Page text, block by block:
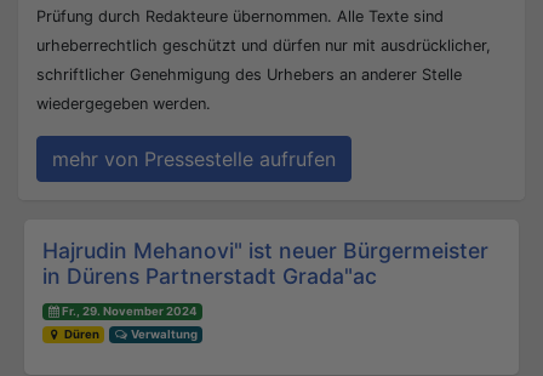
Prüfung durch Redakteure übernommen. Alle Texte sind
urheberrechtlich geschützt und dürfen nur mit ausdrücklicher,
schriftlicher Genehmigung des Urhebers an anderer Stelle
wiedergegeben werden.
mehr von Pressestelle aufrufen
Beitrags-Navigation
Hajrudin Mehanovi" ist neuer Bürgermeister
in Dürens Partnerstadt Grada"ac
Fr., 29. November 2024
Düren
Verwaltung